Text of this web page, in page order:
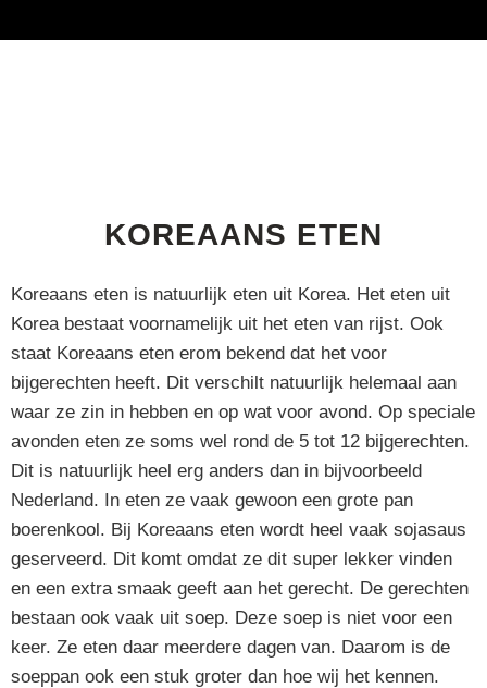
KOREAANS ETEN
Koreaans eten is natuurlijk eten uit Korea. Het eten uit
Korea bestaat voornamelijk uit het eten van rijst. Ook
staat Koreaans eten erom bekend dat het voor
bijgerechten heeft. Dit verschilt natuurlijk helemaal aan
waar ze zin in hebben en op wat voor avond. Op speciale
avonden eten ze soms wel rond de 5 tot 12 bijgerechten.
Dit is natuurlijk heel erg anders dan in bijvoorbeeld
Nederland. In eten ze vaak gewoon een grote pan
boerenkool. Bij Koreaans eten wordt heel vaak sojasaus
geserveerd. Dit komt omdat ze dit super lekker vinden
en een extra smaak geeft aan het gerecht. De gerechten
bestaan ook vaak uit soep. Deze soep is niet voor een
keer. Ze eten daar meerdere dagen van. Daarom is de
soeppan ook een stuk groter dan hoe wij het kennen.